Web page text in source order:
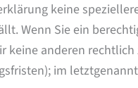
keine
Wenn Sie ein
anderen
im